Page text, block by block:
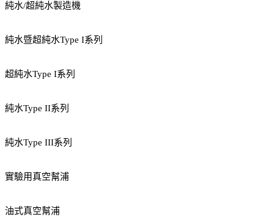
純水/超純水製造機
純水暨超純水Type I系列
超純水Type I系列
純水Type II系列
純水Type III系列
實驗用真空幫浦
油式真空幫浦